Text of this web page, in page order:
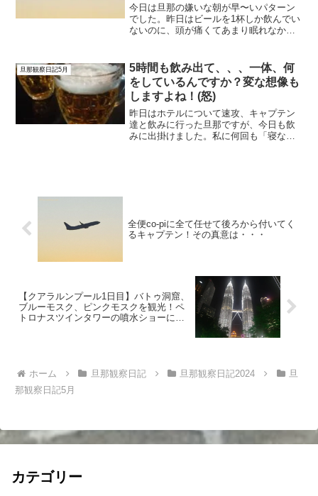
今日は旦那の嫌いな朝が早〜いパターン
でした。昨日はビールを1杯しか飲んでい
ないのに、頭が痛くてあまり眠れなかっ
那がPFする事になったそうです。いつも
は1便ずつでやったり...
旦那観察日記5月
5時間も飲み出て、、、一体、何
をしているんですか？変な想像も
しますよね！(怒)
昨日はホテルについて速攻、キャプテン
達と飲みに行った旦那ですが、今日も飲
みに出掛けました。私に何回も「寝ない
全便co-piに全て任せて後ろから付いてく
るキャプテン！その真意は・・・
【クアラルンプール1日目】バトゥ洞窟、
ブルーモスク、ピンクモスクを観光！ペ
トロナスツインタワーの噴水ショーに感
ホーム 旦那観察日記 旦那観察日記2024
旦
那観察日記5月
カテゴリー